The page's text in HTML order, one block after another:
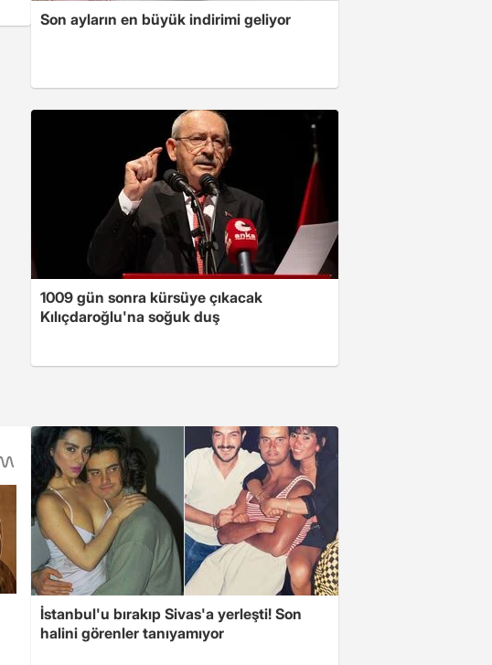
Son ayların en büyük indirimi geliyor
1009 gün sonra kürsüye çıkacak
Kılıçdaroğlu'na soğuk duş
İstanbul'u bırakıp Sivas'a yerleşti! Son
halini görenler tanıyamıyor